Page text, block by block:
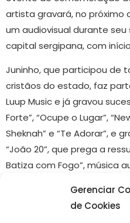
Gerenciar
de Cookies
artista gravará, no próximo
um audiovisual durante
capital sergipana, com
Juninho, que participou de
cristãos do estado, faz
Luup Music e já gravou
Forte”, “Ocupe o Lugar”,
Sheknah” e “Te Adorar”, e
“João 20”, que prega a
Batiza com Fogo”, música
Segundo o cantor, suas